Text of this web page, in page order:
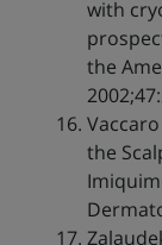
with
the
the